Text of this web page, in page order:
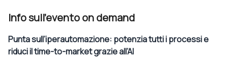
Info sull'evento on demand
Punta sull’iperautomazione: potenzia tutti i processi e
riduci il time-to-market grazie all’AI